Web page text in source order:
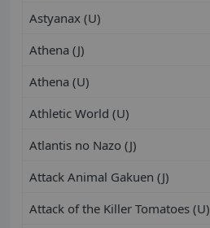
Astyanax (U)
Athena (J)
Athena (U)
Athletic World (U)
Atlantis no Nazo (J)
Attack Animal Gakuen (J)
Attack of the Killer Tomatoes (U)